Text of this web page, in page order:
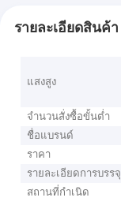
รายละเอียดสินค้า
แสงสูง
จำนวนสั่งซื้อขั้นต่ำ
ชื่อแบรนด์
ราคา
รายละเอียดการบรรจุ
สถานที่กำเนิด